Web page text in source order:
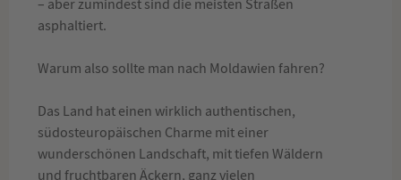
– aber zumindest sind die meisten Straßen
asphaltiert.
Warum also sollte man nach Moldawien fahren?
Das Land hat einen wirklich authentischen,
südosteuropäischen Charme mit einer
wunderschönen Landschaft, mit tiefen Wäldern
und fruchtbaren Äckern, ganz vielen